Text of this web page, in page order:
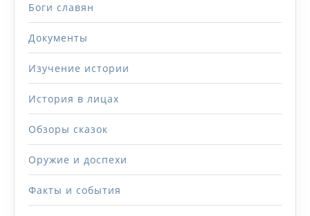
Боги славян
Документы
Изучение истории
История в лицах
Обзоры сказок
Оружие и доспехи
Факты и события